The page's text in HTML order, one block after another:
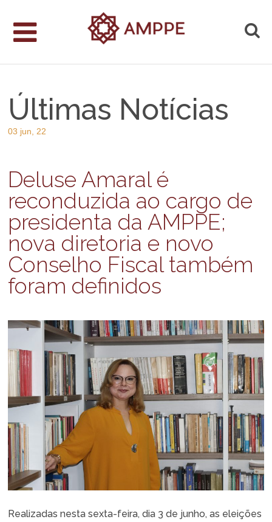
Últimas Notícias
03 jun, 22
Deluse Amaral é
reconduzida ao cargo de
presidenta da AMPPE;
nova diretoria e novo
Conselho Fiscal também
foram definidos
Realizadas nesta sexta-feira, dia 3 de junho, as eleições